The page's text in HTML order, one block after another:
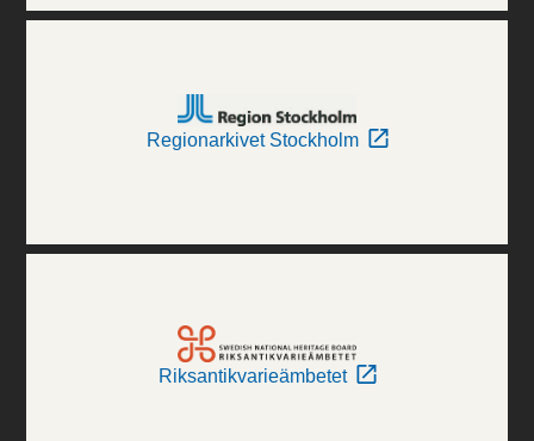
Regionarkivet Stockholm
Riksantikvarieämbetet